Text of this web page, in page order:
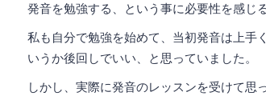
発音を勉強する、という事に必要性を感じ
私も自分で勉強を始めて、当初発音は上手
いうか後回しでいい、と思っていました。
しかし、実際に発音のレッスンを受けて思